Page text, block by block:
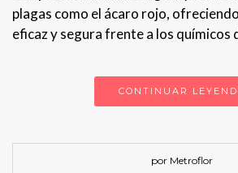
plagas como el ácaro rojo,
eficaz y segura frente a los químicos
CONTINUAR
por Metroflor